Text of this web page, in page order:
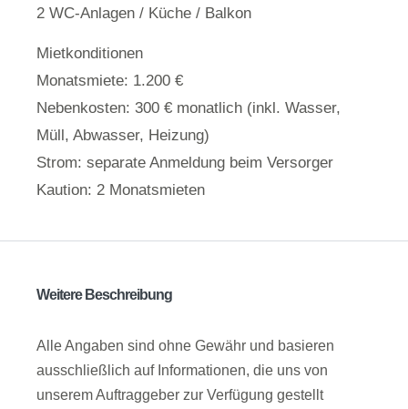
2 WC-Anlagen / Küche / Balkon
Mietkonditionen
Monatsmiete: 1.200 €
Nebenkosten: 300 € monatlich (inkl. Wasser,
Müll, Abwasser, Heizung)
Strom: separate Anmeldung beim Versorger
Kaution: 2 Monatsmieten
Weitere Beschreibung
Alle Angaben sind ohne Gewähr und basieren
ausschließlich auf Informationen, die uns von
unserem Auftraggeber zur Verfügung gestellt